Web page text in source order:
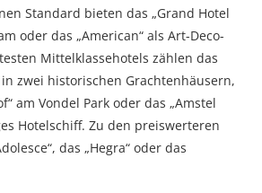
Standard bieten das „Grand Hotel
oder das „American“ als Art-Deco-
Mittelklassehotels zählen das
in zwei historischen Grachtenhäusern,
am Vondel Park oder das „Amstel
Hotelschiff. Zu den preiswerteren
das „Hegra“ oder das